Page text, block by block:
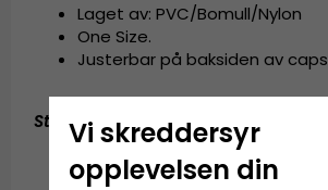
Laget av: PVC/Bomull/Nylon
One Size.
Justerbar på baksiden av
Størrelsesguide En størrelse som passer til alle
Vi skreddersyr
opplevelsen din